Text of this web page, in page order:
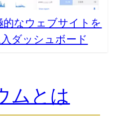
なウェブサイトを
ダッシュボード
ムとは